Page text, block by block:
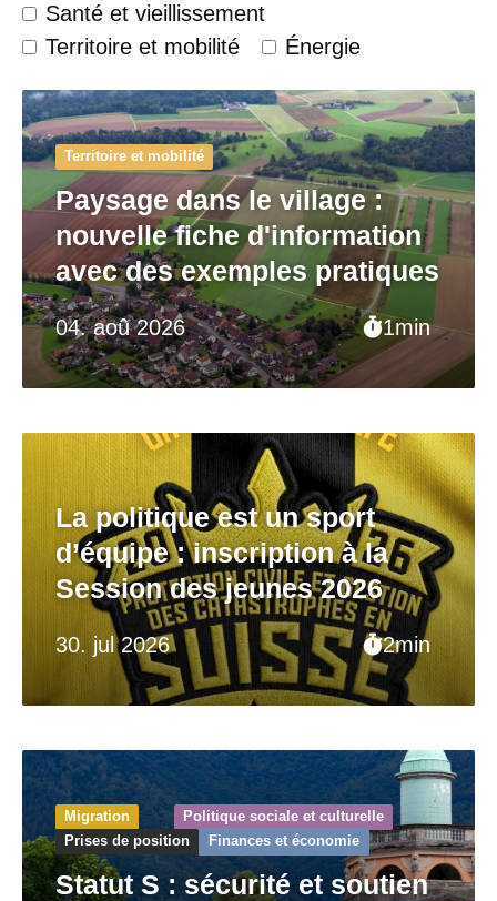
Santé et vieillissement
Territoire et mobilité
Énergie
04. aoû 2026 1min
Territoire et mobilité
Paysage dans le village :
nouvelle fiche d'information
avec des exemples pratiques
30. jul 2026 2min
La politique est un sport
d’équipe : inscription à la
Session des jeunes 2026
Migration
Politique sociale et culturelle
Prises de position
Finances et économie
Statut S : sécurité et soutien